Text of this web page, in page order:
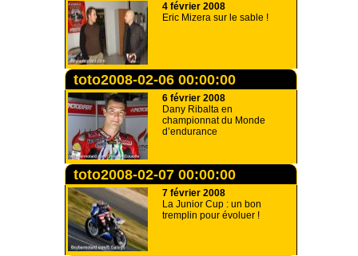
4 février 2008
Eric Mizera sur le sable !
toto2008-02-06 00:00:00
6 février 2008
Dany Ribalta en
championnat du Monde
d’endurance
toto2008-02-07 00:00:00
7 février 2008
La Junior Cup : un bon
tremplin pour évoluer !